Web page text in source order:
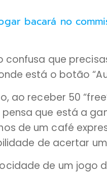
bacará no
confusa que
está o botão
ao receber 50
pensa que está a
de um café
de acertar
de um jogo